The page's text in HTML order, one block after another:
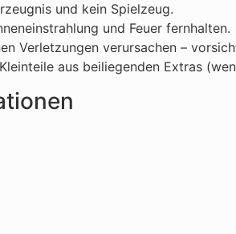
und kein Spielzeug.
und Feuer fernhalten.
Verletzungen verursachen –
aus beiliegenden Extras